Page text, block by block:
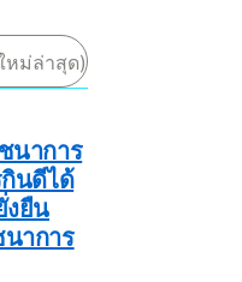
นาการ
นดีได้
งยืน
าการ